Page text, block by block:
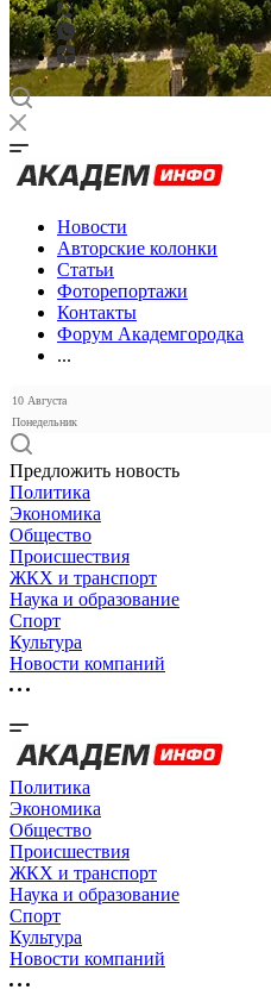
Новости
Авторские колонки
Статьи
Фоторепортажи
Контакты
Форум Академгородка
...
10 Августа
Понедельник
Предложить новость
Политика
Экономика
Общество
Происшествия
ЖКХ и транспорт
Наука и образование
Спорт
Культура
Новости компаний
Политика
Экономика
Общество
Происшествия
ЖКХ и транспорт
Наука и образование
Спорт
Культура
Новости компаний